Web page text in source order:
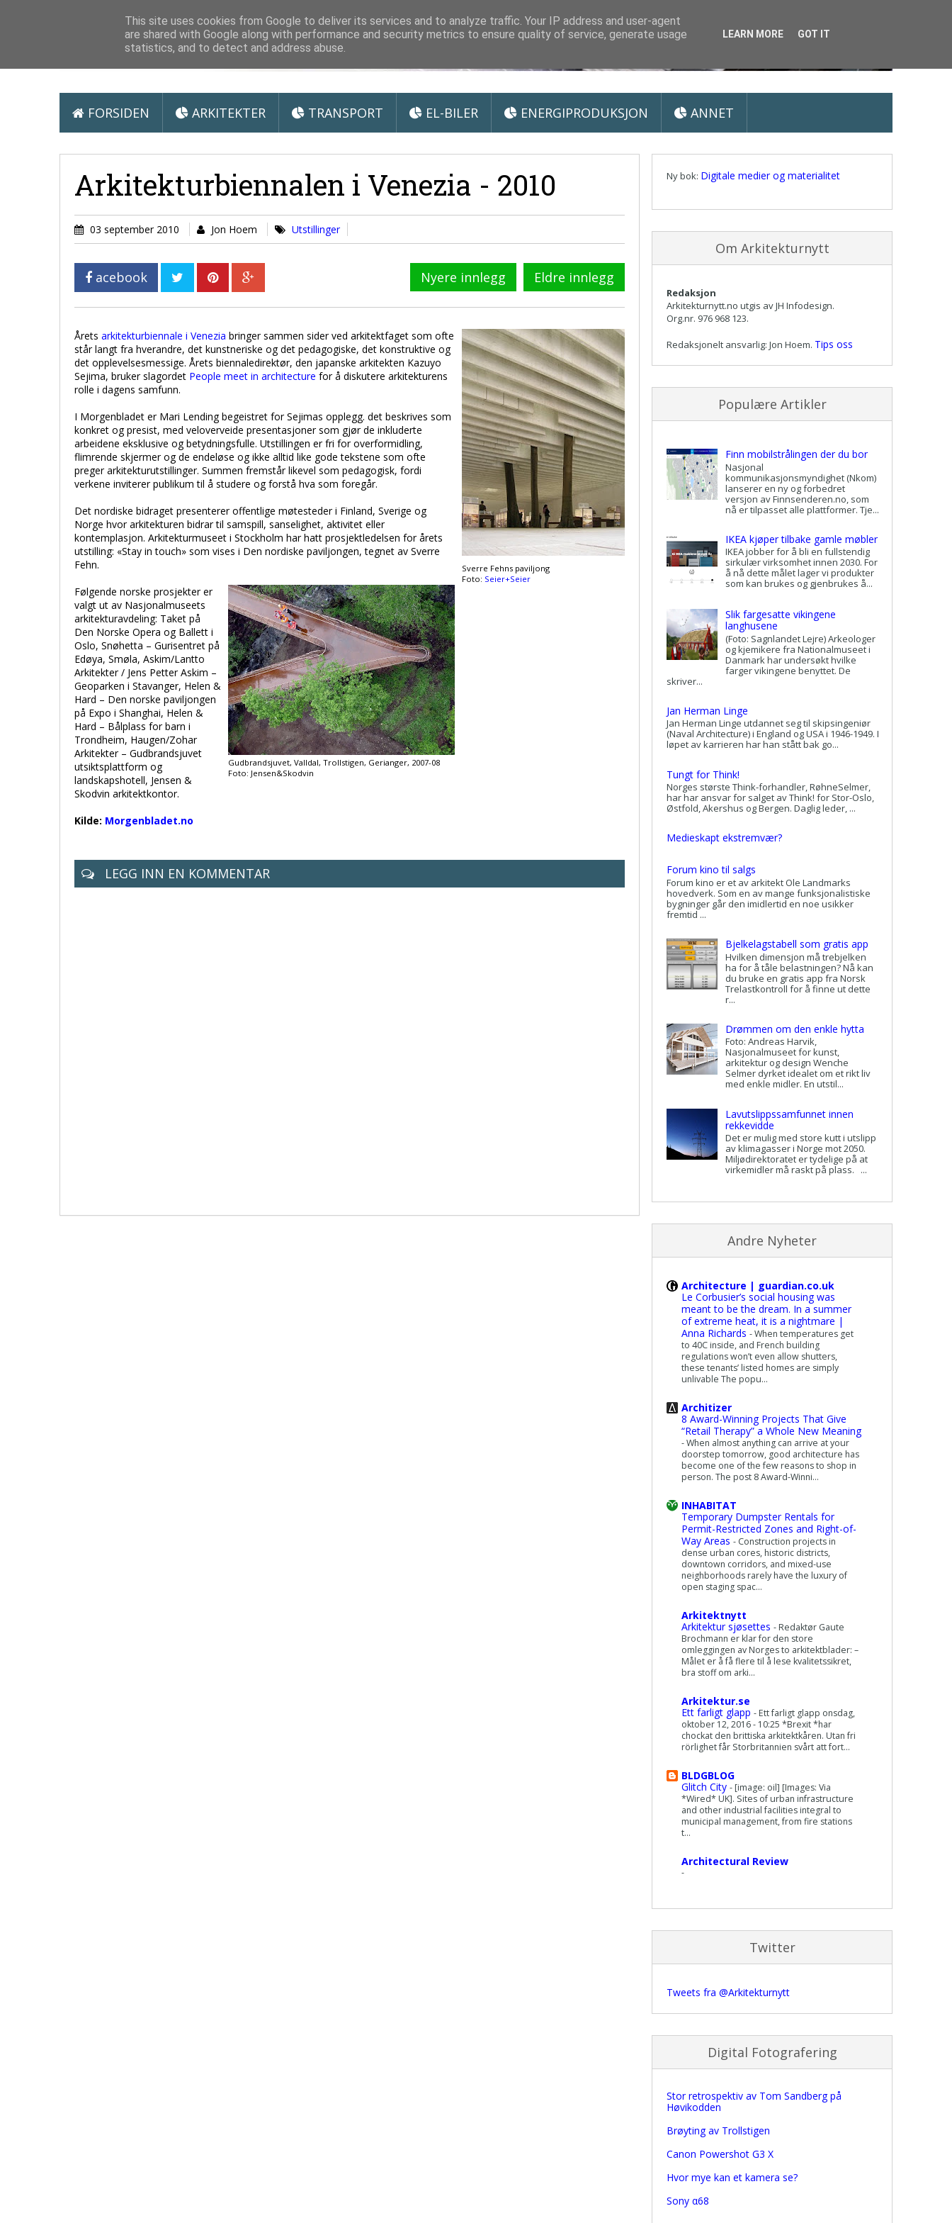
Arkitektur & Miljøteknologi
FORSIDEN ARKITEKTER TRANSPORT EL-BILER ENERGIPRODUKSJON ANNET
Arkitekturbiennalen i Venezia - 2010
03 september 2010 Jon Hoem Utstillinger
acebook Nyere innlegg Eldre innlegg
Sverre Fehns paviljong
Foto: Seier+Seier
Årets arkitekturbiennale i Venezia bringer sammen sider ved arkitektfaget som ofte
står langt fra hverandre, det kunstneriske og det pedagogiske, det konstruktive og
det opplevelsesmessige. Årets biennaledirektør, den japanske arkitekten Kazuyo
Sejima, bruker slagordet People meet in architecture for å diskutere arkitekturens
rolle i dagens samfunn.
I Morgenbladet er Mari Lending begeistret for Sejimas opplegg. det beskrives som
konkret og presist, med veloverveide presentasjoner som gjør de inkluderte
arbeidene eksklusive og betydningsfulle. Utstillingen er fri for overformidling,
flimrende skjermer og de endeløse og ikke alltid like gode tekstene som ofte
preger arkitekturutstillinger. Summen fremstår likevel som pedagogisk, fordi
verkene inviterer publikum til å studere og forstå hva som foregår.
Det nordiske bidraget presenterer offentlige møtesteder i Finland, Sverige og
Norge hvor arkitekturen bidrar til samspill, sanselighet, aktivitet eller
kontemplasjon. Arkitekturmuseet i Stockholm har hatt prosjektledelsen for årets
utstilling: «Stay in touch» som vises i Den nordiske paviljongen, tegnet av Sverre
Fehn.
Gudbrandsjuvet, Valldal, Trollstigen, Gerianger, 2007-08
Foto: Jensen&Skodvin
Følgende norske prosjekter er
valgt ut av Nasjonalmuseets
arkitekturavdeling: Taket på
Den Norske Opera og Ballett i
Oslo, Snøhetta – Gurisentret på
Edøya, Smøla, Askim/Lantto
Arkitekter / Jens Petter Askim –
Geoparken i Stavanger, Helen &
Hard – Den norske paviljongen
på Expo i Shanghai, Helen &
Hard – Bålplass for barn i
Trondheim, Haugen/Zohar
Arkitekter – Gudbrandsjuvet
utsiktsplattform og
landskapshotell, Jensen &
Skodvin arkitektkontor.
Kilde: Morgenbladet.no
LEGG INN EN KOMMENTAR
Ny bok: Digitale medier og materialitet
Om Arkitekturnytt
Redaksjon
Arkitekturnytt.no utgis av JH Infodesign.
Org.nr. 976 968 123.
Redaksjonelt ansvarlig: Jon Hoem. Tips oss
Populære Artikler
Finn mobilstrålingen der du bor
Nasjonal
kommunikasjonsmyndighet (Nkom)
lanserer en ny og forbedret
versjon av Finnsenderen.no, som
nå er tilpasset alle plattformer. Tje...
IKEA kjøper tilbake gamle møbler
IKEA jobber for å bli en fullstendig
sirkulær virksomhet innen 2030. For
å nå dette målet lager vi produkter
som kan brukes og gjenbrukes å...
Slik fargesatte vikingene
langhusene
(Foto: Sagnlandet Lejre) Arkeologer
og kjemikere fra Nationalmuseet i
Danmark har undersøkt hvilke
farger vikingene benyttet. De
skriver...
Jan Herman Linge
Jan Herman Linge utdannet seg til skipsingeniør
(Naval Architecture) i England og USA i 1946-1949. I
løpet av karrieren har han stått bak go...
Tungt for Think!
Norges største Think-forhandler, RøhneSelmer,
har har ansvar for salget av Think! for Stor-Oslo,
Østfold, Akershus og Bergen. Daglig leder, ...
Medieskapt ekstremvær?
Forum kino til salgs
Forum kino er et av arkitekt Ole Landmarks
hovedverk. Som en av mange funksjonalistiske
bygninger går den imidlertid en noe usikker
fremtid ...
Bjelkelagstabell som gratis app
Hvilken dimensjon må trebjelken
ha for å tåle belastningen? Nå kan
du bruke en gratis app fra Norsk
Trelastkontroll for å finne ut dette
r...
Drømmen om den enkle hytta
Foto: Andreas Harvik,
Nasjonalmuseet for kunst,
arkitektur og design Wenche
Selmer dyrket idealet om et rikt liv
med enkle midler. En utstil...
Lavutslippssamfunnet innen
rekkevidde
Det er mulig med store kutt i utslipp
av klimagasser i Norge mot 2050.
Miljødirektoratet er tydelige på at
virkemidler må raskt på plass. ...
Andre Nyheter
Architecture | guardian.co.uk
Le Corbusier’s social housing was
meant to be the dream. In a summer
of extreme heat, it is a nightmare |
Anna Richards -When temperatures get
to 40C inside, and French building
regulations won’t even allow shutters,
these tenants’ listed homes are simply
unlivable The popu...
Architizer
8 Award-Winning Projects That Give
“Retail Therapy” a Whole New Meaning
-When almost anything can arrive at your
doorstep tomorrow, good architecture has
become one of the few reasons to shop in
person. The post 8 Award-Winni...
INHABITAT
Temporary Dumpster Rentals for
Permit-Restricted Zones and Right-of-
Way Areas - Construction projects in
dense urban cores, historic districts,
downtown corridors, and mixed-use
neighborhoods rarely have the luxury of
open staging spac...
Arkitektnytt
Arkitektur sjøsettes - Redaktør Gaute
Brochmann er klar for den store
omleggingen av Norges to arkitektblader: –
Målet er å få flere til å lese kvalitetssikret,
bra stoff om arki...
Arkitektur.se
Ett farligt glapp - Ett farligt glapp onsdag,
oktober 12, 2016 - 10:25 *Brexit *har
chockat den brittiska arkitektkåren. Utan fri
rörlighet får Storbritannien svårt att fort...
BLDGBLOG
Glitch City - [image: oil] [Images: Via
*Wired* UK]. Sites of urban infrastructure
and other industrial facilities integral to
municipal management, from fire stations
t...
Architectural Review
-
Twitter
Tweets fra @Arkitekturnytt
Digital Fotografering
Stor retrospektiv av Tom Sandberg på
Høvikodden
Brøyting av Trollstigen
Canon Powershot G3 X
Hvor mye kan et kamera se?
Sony α68
This site uses cookies from Google to deliver its services and to analyze traffic. Your IP address and user-agent
are shared with Google along with performance and security metrics to ensure quality of service, generate usage
statistics, and to detect and address abuse.
LEARN MORE GOT IT